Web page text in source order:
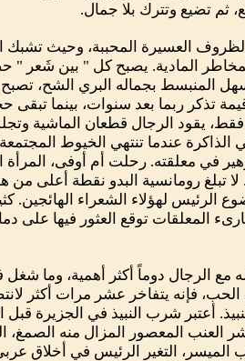
ثم تضيع وتترك بلا جمال.
العسيرة المحببة، وحيث تشبك
المادية. يصبح كل " بين شَعر "
المنبسط بجماله البري الشح،
تذكر ربما بعد سنوات، بينما تبقى
فقط، يقود الرجال قطعان الماشية
عندما تنتهي الخيوط
في معلقته. رحلت أم أوفى،
لا تبلغ رومانسية البدو نقطة أعلى
لهؤلاء الشعراء الهائجين.
المعلقات توقع العثور فيها على
مع الرجال دوماً أكثر أهمية، وما شغل
الحب، فإنه يتفاخر عشر مرات أكثر
أعتبر شرب النبيذ في الجزيرة قبل
العنب المعصور المزال منه الصمغ،
الميسر، التغير الرئيس في أخلاق